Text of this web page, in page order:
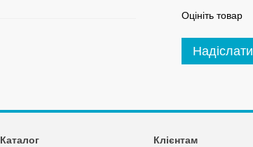
Оцініть товар
Надіслати
Каталог Клієнтам